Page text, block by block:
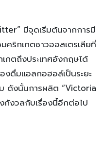
มีจุดเริ่มต้นจากการมี
คริกเกตชาวออสเตรเลียที่
กตถึงประเทศอังกฤษได้
ดื่มแอลกอฮอล์เป็นระยะ
ม ดังนั้นการผลิต “Victoria
กังวลกับเรื่องนี้อีกต่อไป